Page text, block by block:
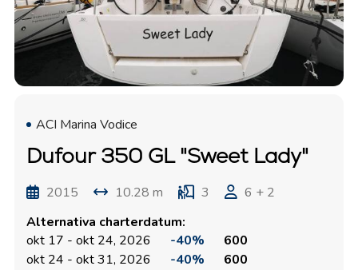
ACI Marina Vodice
Dufour 350 GL "Sweet Lady"
2015 10.28 m 3
6 + 2
Alternativa charterdatum:
okt 17 - okt 24, 2026
-40%
600
okt 24 - okt 31, 2026
-40% 600